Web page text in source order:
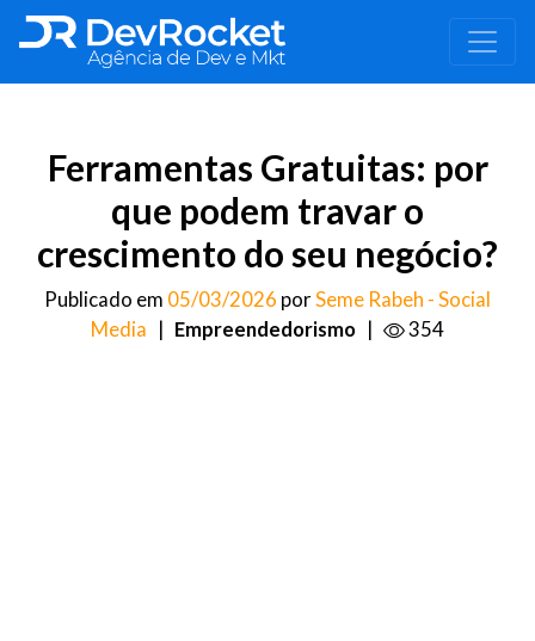
Ferramentas Gratuitas: por
que podem travar o
crescimento do seu negócio?
Publicado em 05/03/2026 porSeme Rabeh - Social
Media | Empreendedorismo | 354